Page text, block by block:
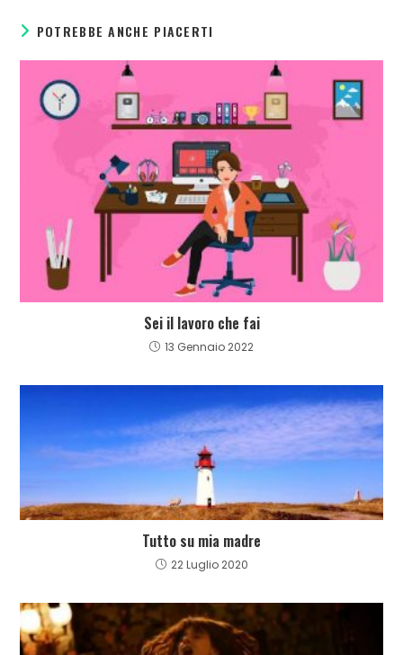
POTREBBE ANCHE PIACERTI
Sei il lavoro che fai
13 Gennaio 2022
Tutto su mia madre
22 Luglio 2020